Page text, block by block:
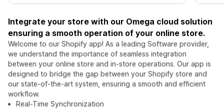
Integrate your store with our Omega cloud solution
ensuring a smooth operation of your online store.
Welcome to our Shopify app! As a leading Software provider,
we understand the importance of seamless integration
between your online store and in-store operations. Our app is
designed to bridge the gap between your Shopify store and
our state-of-the-art system, ensuring a smooth and efficient
workflow.
Real-Time Synchronization